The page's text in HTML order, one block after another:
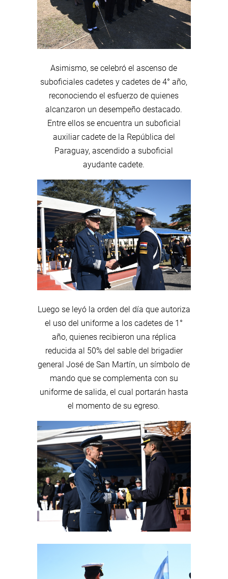
Asimismo, se celebró el ascenso de
suboficiales cadetes y cadetes de 4° año,
reconociendo el esfuerzo de quienes
alcanzaron un desempeño destacado.
Entre ellos se encuentra un suboficial
auxiliar cadete de la República del
Paraguay, ascendido a suboficial
ayudante cadete.
Luego se leyó la orden del día que autoriza
el uso del uniforme a los cadetes de 1°
año, quienes recibieron una réplica
reducida al 50% del sable del brigadier
general José de San Martín, un símbolo de
mando que se complementa con su
uniforme de salida, el cual portarán hasta
el momento de su egreso.